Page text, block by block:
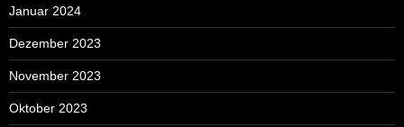
Januar 2024
Dezember 2023
November 2023
Oktober 2023